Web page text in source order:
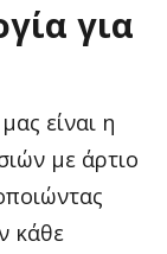
για
είναι η
με άρτιο
κάθε